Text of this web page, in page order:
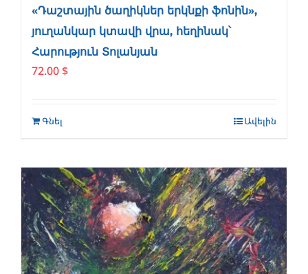
«Դաշտային ծաղիկներ երկնքի ֆոնին»,
յուղանկար կտավի վրա, հեղինակ՝
Հարություն Տոլանյան
72.00 $
Գնել Ավելին